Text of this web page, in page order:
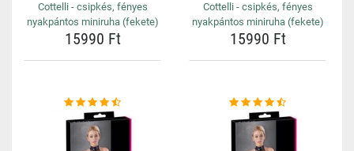
Cottelli - csipkés, fényes
nyakpántos miniruha (fekete)
15990 Ft
Cottelli - csipkés, fényes
nyakpántos miniruha (fekete)
15990 Ft